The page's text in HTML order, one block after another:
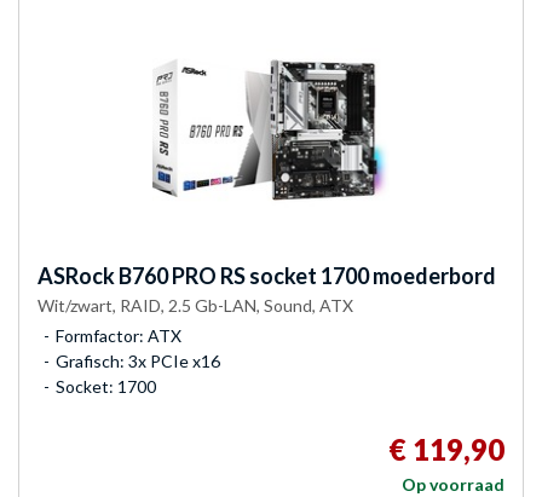
ASRockB760 PRO RS socket 1700 moederbord
Wit/zwart, RAID, 2.5 Gb-LAN, Sound, ATX
Formfactor: ATX
Grafisch: 3x PCIe x16
Socket: 1700
€ 119,90
Op voorraad